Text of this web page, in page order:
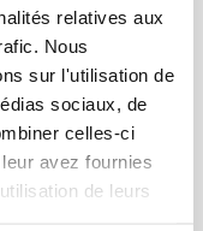
relatives aux
Nous
sur l'utilisation de
sociaux, de
celles-ci
avez fournies
de leurs
Brack Sup...